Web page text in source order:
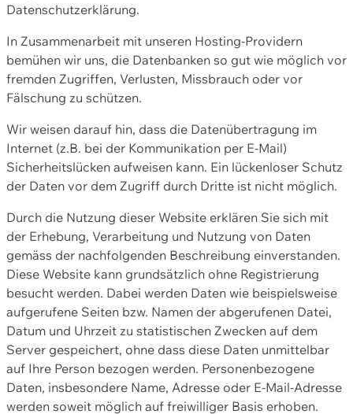
Datenschutzerklärung.
In Zusammenarbeit mit unseren Hosting-Providern
bemühen wir uns, die Datenbanken so gut wie möglich vor
fremden Zugriffen, Verlusten, Missbrauch oder vor
Fälschung zu schützen.
Wir weisen darauf hin, dass die Datenübertragung im
Internet (z.B. bei der Kommunikation per E-Mail)
Sicherheitslücken aufweisen kann. Ein lückenloser Schutz
der Daten vor dem Zugriff durch Dritte ist nicht möglich.
Durch die Nutzung dieser Website erklären Sie sich mit
der Erhebung, Verarbeitung und Nutzung von Daten
gemäss der nachfolgenden Beschreibung einverstanden.
Diese Website kann grundsätzlich ohne Registrierung
besucht werden. Dabei werden Daten wie beispielsweise
aufgerufene Seiten bzw. Namen der abgerufenen Datei,
Datum und Uhrzeit zu statistischen Zwecken auf dem
Server gespeichert, ohne dass diese Daten unmittelbar
auf Ihre Person bezogen werden. Personenbezogene
Daten, insbesondere Name, Adresse oder E-Mail-Adresse
werden soweit möglich auf freiwilliger Basis erhoben.